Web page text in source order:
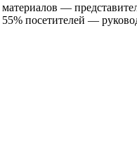
—
посетителей —